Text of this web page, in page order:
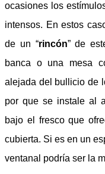
ocasiones los
intensos. En estos
de un “rincón” de
banca o una mesa
alejada del bullicio de
por que se instale al
bajo el fresco que
cubierta. Si es en un
ventanal podría ser la